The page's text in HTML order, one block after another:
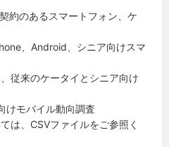
約のあるスマートフォン、ケ
、Android、シニア向けスマ
従来のケータイとシニア向け
けモバイル動向調査
は、CSVファイルをご参照く